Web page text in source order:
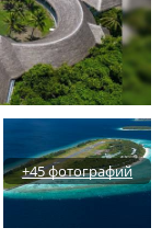
+45 фотографий